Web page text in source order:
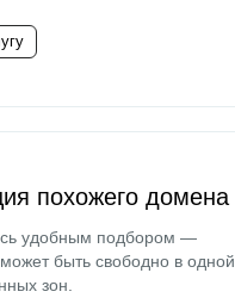
похожего домена
удобным подбором —
быть свободно в одной
зон.